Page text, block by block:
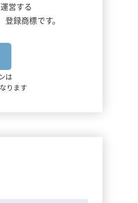
営する
登録商標です。
は
ります